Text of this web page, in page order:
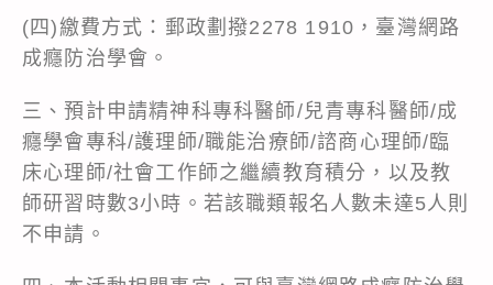
(四)繳費方式：郵政劃撥2278 1910，臺灣網路
成癮防治學會。
三、預計申請精神科專科醫師/兒青專科醫師/成
癮學會專科/護理師/職能治療師/諮商心理師/臨
床心理師/社會工作師之繼續教育積分，以及教
師研習時數3小時。若該職類報名人數未達5人則
不申請。